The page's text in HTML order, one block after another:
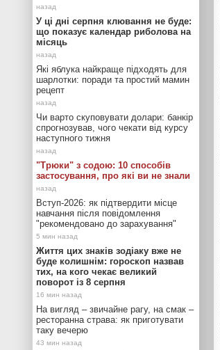
У ці дні серпня клювання не буде:
що показує календар риболова на
місяць
Які яблука найкраще підходять для
шарлотки: поради та простий мамин
рецепт
Чи варто скуповувати долари: банкір
спрогнозував, чого чекати від курсу
наступного тижня
"Трюки" з содою: 10 способів
застосування, про які ви не знали
Вступ-2026: як підтвердити місце
навчання після повідомлення
"рекомендовано до зарахування"
Життя цих знаків зодіаку вже не
буде колишнім: гороскоп назвав
тих, на кого чекає великий
поворот із 8 серпня
На вигляд – звичайне рагу, на смак –
ресторанна страва: як приготувати
таку вечерю